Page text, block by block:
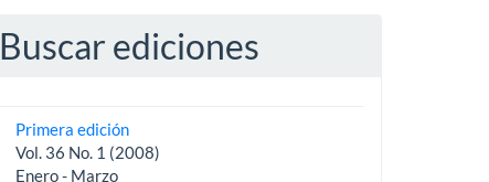
Buscar ediciones
Primera edición
Vol. 36 No. 1 (2008)
Enero - Marzo